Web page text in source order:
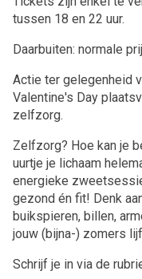
tussen 18 en 22 uur.
Daarbuiten: normale
Actie ter gelegenheid
Valentine's Day
zelfzorg.
Zelfzorg? Hoe kan je
uurtje je lichaam
energieke
gezond én fit! Denk
buikspieren, billen,
jouw (bijna-) zomers
Schrijf je in via de